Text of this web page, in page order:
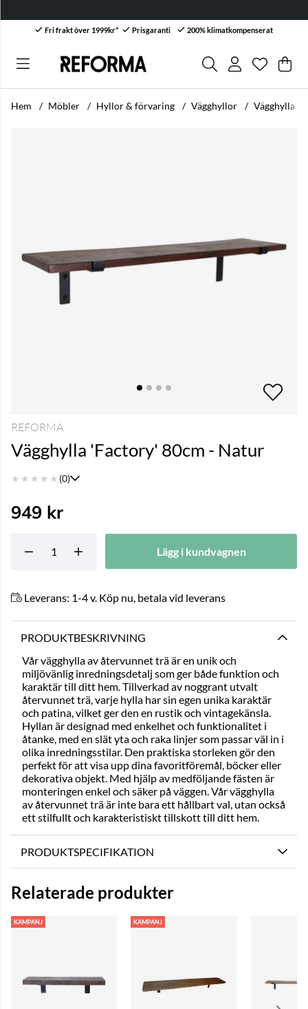
Fri frakt över 1999kr* Prisgaranti 200% klimatkompenserat
Antal i
. .
Hem Möbler Hyllor & förvaring Vägghyllor Vägghylla
REFORMA
Vägghylla 'Factory' 80cm - Natur
★ ★ ★ ★ ★ (0)
949 kr
Lägg i kundvagnen
Leverans: 1-4 v. Köp nu, betala vid leverans
PRODUKTBESKRIVNING
Vår vägghylla av återvunnet trä är en unik och
miljövänlig inredningsdetalj som ger både funktion och
karaktär till ditt hem. Tillverkad av noggrant utvalt
återvunnet trä, varje hylla har sin egen unika karaktär
och patina, vilket ger den en rustik och vintagekänsla.
Hyllan är designad med enkelhet och funktionalitet i
åtanke, med en slät yta och raka linjer som passar väl in i
olika inredningsstilar. Den praktiska storleken gör den
perfekt för att visa upp dina favoritföremål, böcker eller
dekorativa objekt. Med hjälp av medföljande fästen är
monteringen enkel och säker på väggen. Vår vägghylla
av återvunnet trä är inte bara ett hållbart val, utan också
ett stilfullt och karakteristiskt tillskott till ditt hem.
PRODUKTSPECIFIKATION
Relaterade produkter
KAMPANJ KAMPANJ